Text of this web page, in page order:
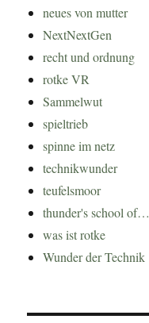
neues von mutter
NextNextGen
recht und ordnung
rotke VR
Sammelwut
spieltrieb
spinne im netz
technikwunder
teufelsmoor
thunder's school of…
was ist rotke
Wunder der Technik